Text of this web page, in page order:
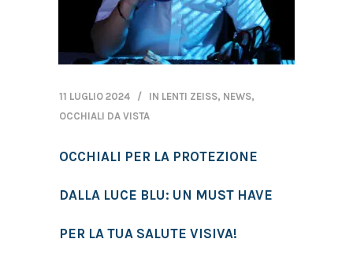
11 LUGLIO 2024 IN LENTI ZEISS, NEWS,
OCCHIALI DA VISTA
OCCHIALI PER LA PROTEZIONE
DALLA LUCE BLU: UN MUST HAVE
PER LA TUA SALUTE VISIVA!